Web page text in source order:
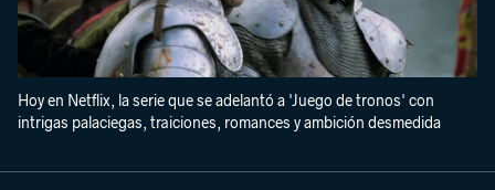
Hoy en Netflix, la serie que se adelantó a 'Juego de tronos' con
intrigas palaciegas, traiciones, romances y ambición desmedida